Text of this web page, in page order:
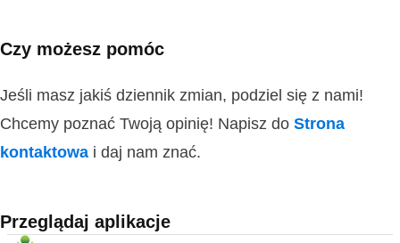
Czy możesz pomóc
Jeśli masz jakiś dziennik zmian, podziel się z nami!
Chcemy poznać Twoją opinię! Napisz do Strona
kontaktowa i daj nam znać.
Przeglądaj aplikacje